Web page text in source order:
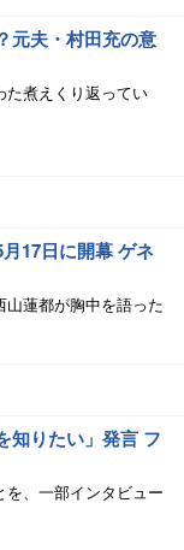
元夫・村田充の意
た煮えくり返ってい
17日に開幕 ゲネ
蓮都が胸中を語った
知りたい」発言 フ
、一部インタビュー